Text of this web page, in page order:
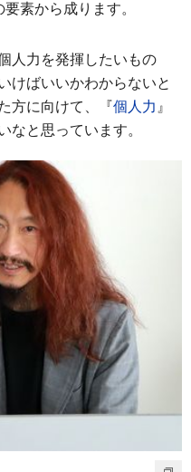
素から成ります。
人力を発揮したいもの
けばいいかわからないと
方に向けて、『個人力 』
なと思っています。